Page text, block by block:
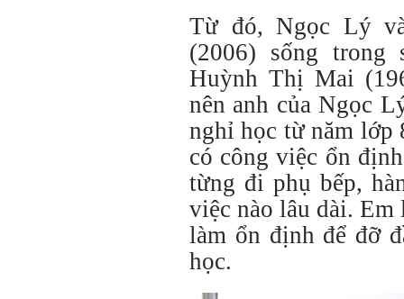
Từ đó, Ngọc Lý
(2006) sống trong
Huỳnh Thị Mai
nên anh của Ngọc
nghỉ học từ năm lớp
có công việc ổn
từng đi phụ bếp,
việc nào lâu dài.
làm ổn định để đỡ
học.